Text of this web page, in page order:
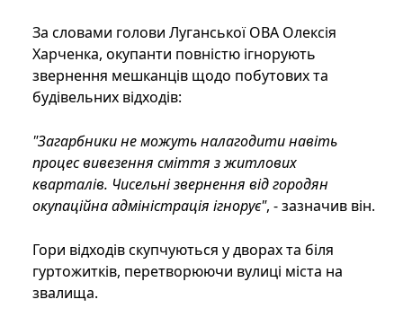
За словами голови Луганської ОВА Олексія
Харченка, окупанти повністю ігнорують
звернення мешканців щодо побутових та
будівельних відходів:
"Загарбники не можуть налагодити навіть
процес вивезення сміття з житлових
кварталів. Чисельні звернення від городян
окупаційна адміністрація ігнорує", - зазначив він.
Гори відходів скупчуються у дворах та біля
гуртожитків, перетворюючи вулиці міста на
звалища.